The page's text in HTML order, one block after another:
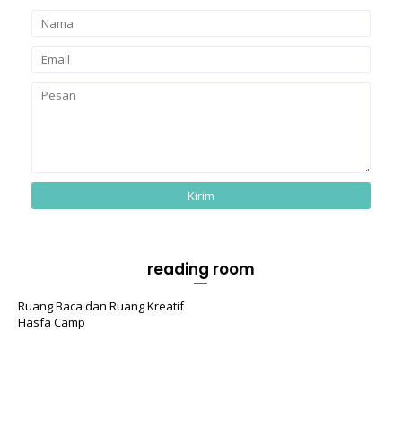
reading room
Ruang Baca dan Ruang Kreatif
Hasfa Camp